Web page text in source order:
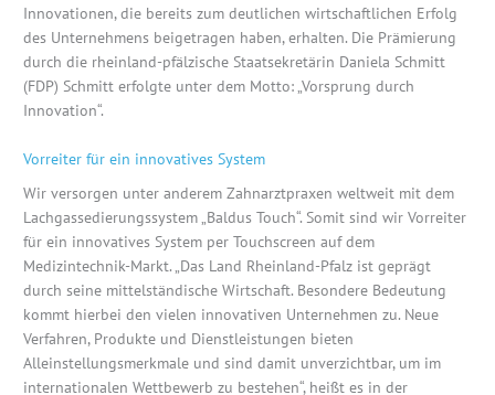
Innovationen, die bereits zum deutlichen wirtschaftlichen Erfolg
des Unternehmens beigetragen haben, erhalten. Die Prämierung
durch die rheinland-pfälzische Staatsekretärin Daniela Schmitt
(FDP) Schmitt erfolgte unter dem Motto: „Vorsprung durch
Innovation“.
Vorreiter für ein innovatives System
Wir versorgen unter anderem Zahnarztpraxen weltweit mit dem
Lachgassedierungssystem „Baldus Touch“. Somit sind wir Vorreiter
für ein innovatives System per Touchscreen auf dem
Medizintechnik-Markt. „Das Land Rheinland-Pfalz ist geprägt
durch seine mittelständische Wirtschaft. Besondere Bedeutung
kommt hierbei den vielen innovativen Unternehmen zu. Neue
Verfahren, Produkte und Dienstleistungen bieten
Alleinstellungsmerkmale und sind damit unverzichtbar, um im
internationalen Wettbewerb zu bestehen“, heißt es in der